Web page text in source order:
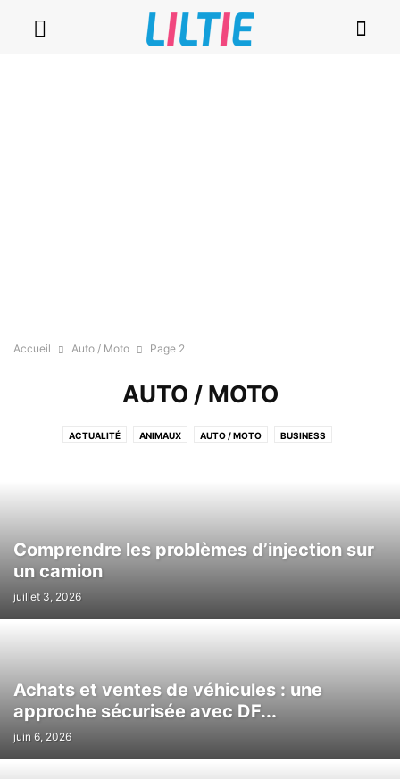
Accueil Auto / Moto Page 2
AUTO / MOTO
ACTUALITÉ ANIMAUX AUTO / MOTO BUSINESS
Comprendre les problèmes d’injection sur
un camion
juillet 3, 2026
Achats et ventes de véhicules : une
approche sécurisée avec DF...
juin 6, 2026